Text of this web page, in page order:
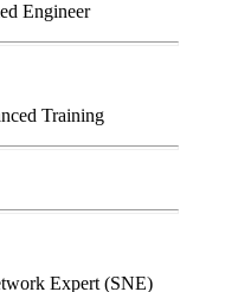
Engineer
Training
Expert (SNE)